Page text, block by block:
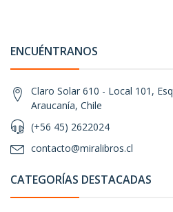
ENCUÉNTRANOS
Claro Solar 610 - Local 101,
Araucanía, Chile
(+56 45) 2622024
contacto@miralibros.cl
CATEGORÍAS DESTACADAS